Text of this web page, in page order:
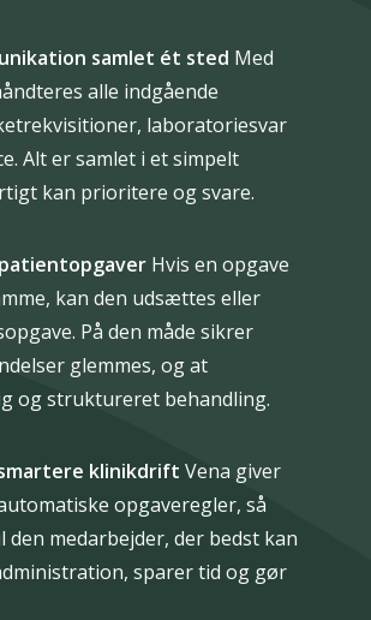
samlet ét sted Med
alle indgående
laboratoriesvar
Alt er samlet i et simpelt
kan prioritere og svare.
Hvis en opgave
kan den udsættes eller
På den måde sikrer
glemmes, og at
og struktureret behandling.
klinikdrift Vena giver
opgaveregler, så
medarbejder, der bedst kan
sparer tid og gør